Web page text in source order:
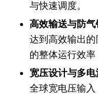
与快速调度。
高效输送与防气
达到高效输出
的整体运行效率
宽压设计与多
全球宽电压输